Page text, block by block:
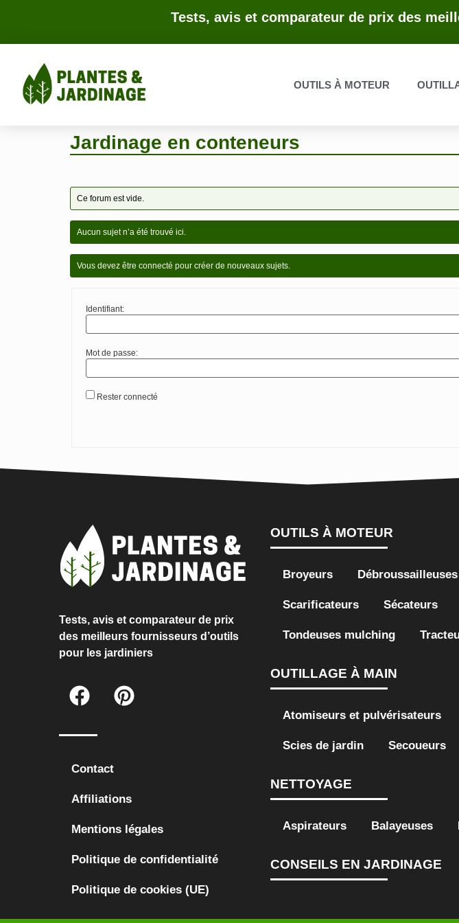
Tests, avis et comparateur de prix des
OUTILS À MOTEUR
Jardinage en conteneurs
Ce forum est vide.
Aucun sujet n’a été trouvé ici.
Vous devez être connecté pour créer de nouveaux sujets.
Identifiant:
Mot de passe:
Rester connecté
Tests, avis et comparateur de prix
des meilleurs fournisseurs d’outils
pour les jardiniers
Contact
Affiliations
Mentions légales
Politique de confidentialité
Politique de cookies (UE)
OUTILS À MOTEUR
Broyeurs Débroussailleuses
Scarificateurs Sécateurs
Tondeuses mulching
OUTILLAGE À MAIN
Atomiseurs et pulvérisateurs
Scies de jardin Secoueurs
NETTOYAGE
Aspirateurs Balayeuses
CONSEILS EN JARDINAGE